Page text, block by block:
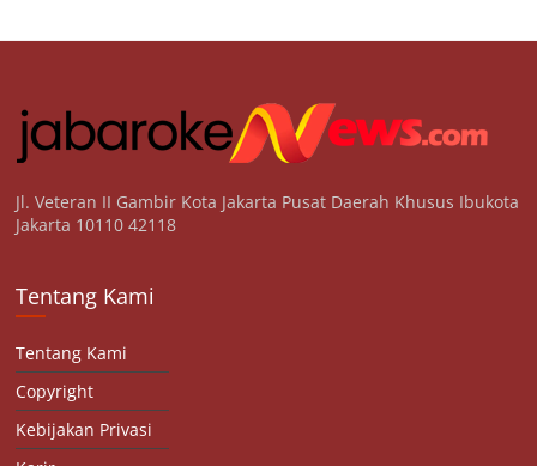
Jl. Veteran II Gambir Kota Jakarta Pusat Daerah Khusus Ibukota
Jakarta 10110 42118
Tentang Kami
Tentang Kami
Copyright
Kebijakan Privasi